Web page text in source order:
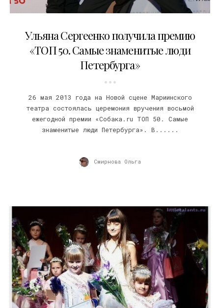
Ульяна Сергеенко получила премию
«ТОП 50. Самые знаменитые люди
Петербурга»
26 мая 2013 года на Новой сцене Мариинского
театра состоялась церемония вручения восьмой
ежегодной премии «Собака.ru ТОП 50. Самые
знаменитые люди Петербурга». В......
Смирнова Ольга